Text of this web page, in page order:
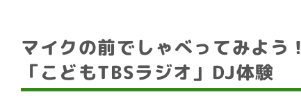
マイクの前でしゃべってみよう！
「こどもTBSラジオ」DJ体験